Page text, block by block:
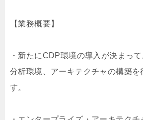
【業務概要】
・新たにCDP環境の導入が決まっ
分析環境、アーキテクチャの構築を
す。